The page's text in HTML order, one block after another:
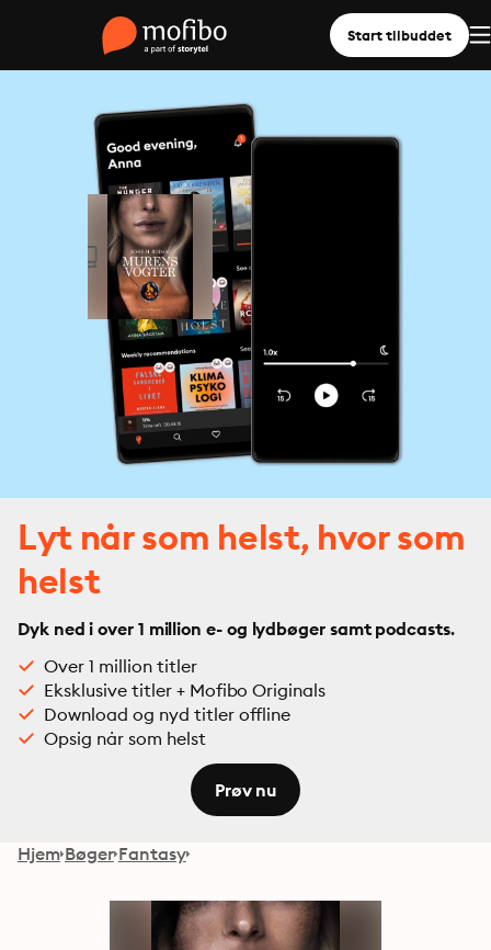
Start tilbuddet
Lyt når som helst, hvor som
helst
Dyk ned i over 1 million e- og lydbøger samt podcasts.
Over 1 million titler
Eksklusive titler + Mofibo Originals
Download og nyd titler offline
Opsig når som helst
Prøv nu
Hjem Bøger Fantasy